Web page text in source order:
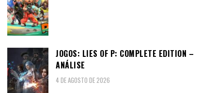
JOGOS: LIES OF P: COMPLETE EDITION –
ANÁLISE
4 DE AGOSTO DE 2026